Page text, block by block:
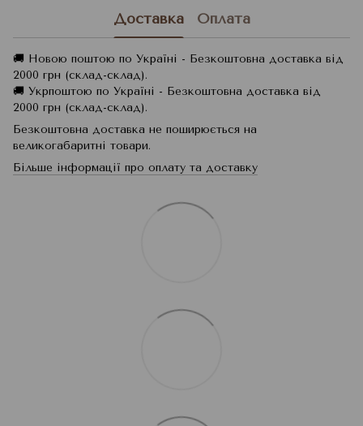
Доставка Оплата
🚚 Новою поштою по Україні - Безкоштовна доставка від
2000 грн (склад-склад).
🚚 Укрпоштою по Україні - Безкоштовна доставка від
2000 грн (склад-склад).
Безкоштовна доставка не поширюється на
великогабаритні товари.
Більше інформації про оплату та доставку